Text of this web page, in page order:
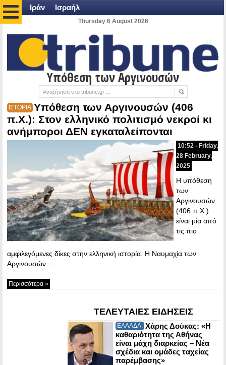
Ιράν Ισραήλ
Thursday 6 August 2026
Υπόθεση των Αργινουσών
ΙΣΤΟΡΙΑ Υπόθεση των Αργινουσών (406
π.Χ.): Στον ελληνικό πολιτισμό νεκροί κι
ανήμποροι ΔΕΝ εγκαταλείπονται
10:52 - Friday,
28 February,
2025
Η υπόθεση
των
Αργινουσών
(406 π.Χ.)
είναι μία από
τις πιο
αμφιλεγόμενες δίκες στην ελληνική ιστορία. Η Ναυμαχία των
Αργινουσών…
Περισσότερα »
ΤΕΛΕΥΤΑΙΕΣ ΕΙΔΗΣΕΙΣ
ΕΛΛΑΔΑ: Χάρης Δούκας: «Η
καθαριότητα της Αθήνας
είναι μάχη διαρκείας – Νέα
σχέδια και ομάδες ταχείας
παρέμβασης»